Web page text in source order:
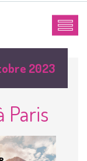
2023
Paris